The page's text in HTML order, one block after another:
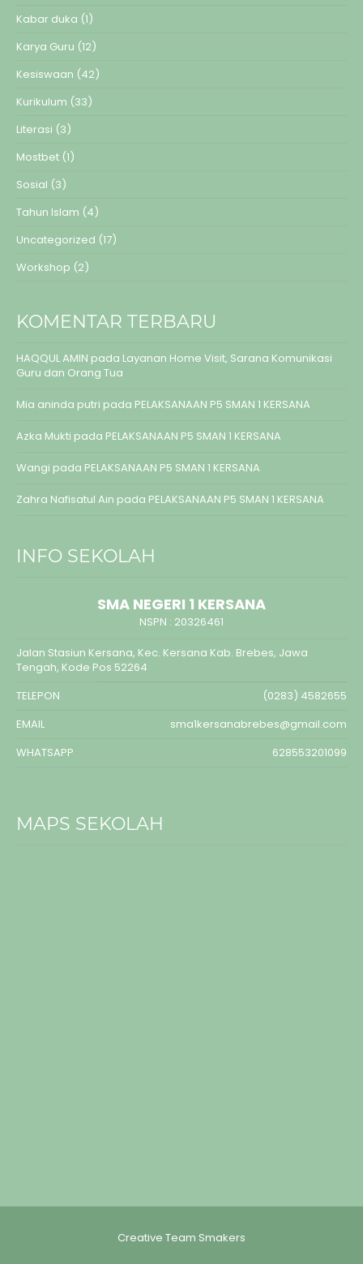
Kabar duka (1)
Karya Guru (12)
Kesiswaan (42)
Kurikulum (33)
Literasi (3)
Mostbet (1)
Sosial (3)
Tahun Islam (4)
Uncategorized (17)
Workshop (2)
KOMENTAR TERBARU
HAQQUL AMIN pada Layanan Home Visit, Sarana Komunikasi
Guru dan Orang Tua
Mia aninda putri pada PELAKSANAAN P5 SMAN 1 KERSANA
Azka Mukti pada PELAKSANAAN P5 SMAN 1 KERSANA
Wangi pada PELAKSANAAN P5 SMAN 1 KERSANA
Zahra Nafisatul Ain pada PELAKSANAAN P5 SMAN 1 KERSANA
INFO SEKOLAH
SMA NEGERI 1 KERSANA
NSPN : 20326461
Jalan Stasiun Kersana, Kec. Kersana Kab. Brebes, Jawa
Tengah, Kode Pos 52264
TELEPON
(0283) 4582655
EMAIL
sma1kersanabrebes@gmail.com
WHATSAPP
628553201099
MAPS SEKOLAH
Creative Team Smakers